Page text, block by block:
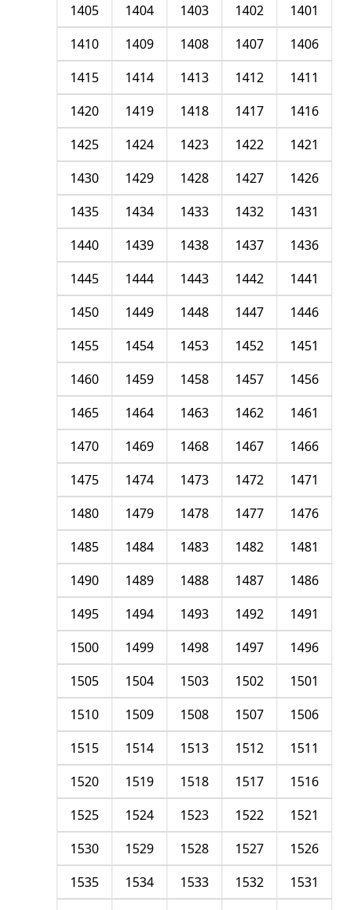
1401
1402
1403
1404
1405
1406
1407
1408
1409
1410
1411
1412
1413
1414
1415
1416
1417
1418
1419
1420
1421
1422
1423
1424
1425
1426
1427
1428
1429
1430
1431
1432
1433
1434
1435
1436
1437
1438
1439
1440
1441
1442
1443
1444
1445
1446
1447
1448
1449
1450
1451
1452
1453
1454
1455
1456
1457
1458
1459
1460
1461
1462
1463
1464
1465
1466
1467
1468
1469
1470
1471
1472
1473
1474
1475
1476
1477
1478
1479
1480
1481
1482
1483
1484
1485
1486
1487
1488
1489
1490
1491
1492
1493
1494
1495
1496
1497
1498
1499
1500
1501
1502
1503
1504
1505
1506
1507
1508
1509
1510
1511
1512
1513
1514
1515
1516
1517
1518
1519
1520
1521
1522
1523
1524
1525
1526
1527
1528
1529
1530
1531
1532
1533
1534
1535